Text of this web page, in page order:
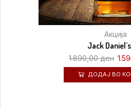
Акција
Jack
1.890,00ден
ДОДАЈ ВО